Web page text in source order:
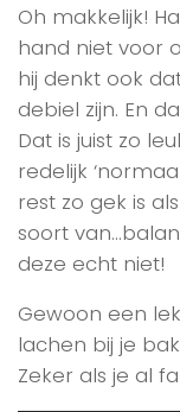
Oh makkelijk!
hand niet voor
hij denkt ook
debiel zijn. En
Dat is juist zo
redelijk
rest zo gek is
soort
deze echt niet!
Gewoon een
lachen bij je
Zeker als je al